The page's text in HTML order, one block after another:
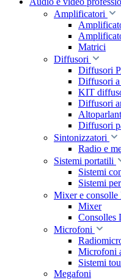
Amplificatori
Matrici
Diffusori
Diffusori
Diffusori a
KIT
Diffusori
Diffusori
Sintonizzatori
Radio e
Sistemi portatili
Sistemi
Sistemi
Mixer e consolle
Mixer
Consolles
Microfoni
Microfoni
Sistemi
Megafoni